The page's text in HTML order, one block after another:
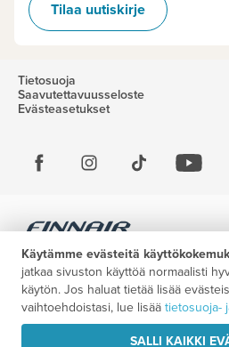
Tilaa uutiskirje
Tietosuoja
Saavutettavuusseloste
Evästeasetukset
Käytämme evästeitä
jatkaa sivuston käyttöä normaalisti
käytön. Jos haluat tietää lisää
vaihtoehdoistasi, lue lisää tietosuoja-
SALLI KAIKKI